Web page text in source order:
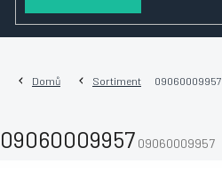
Domů Sortiment 09060009957
09060009957 09060009957